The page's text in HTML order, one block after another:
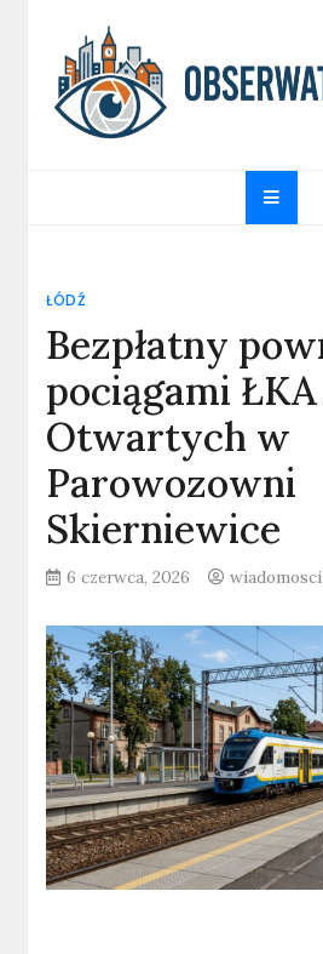
content
ŁÓDŹ
Bezpłatny
pociągami
Otwartych w
Parowozowni
Skierniewice
6 czerwca, 2026 wiadomosci